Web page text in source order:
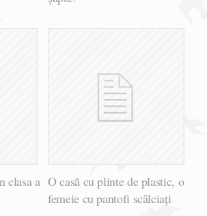
clasa a O casă cu plinte de plastic, o
femeie cu pantofi scâlciați